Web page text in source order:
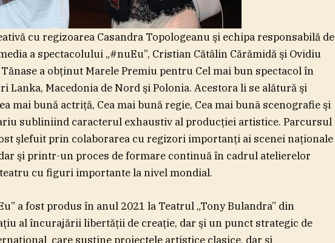
cu regizoarea Casandra Topologeanu şi echipa responsabilă de
a spectacolului „#nuEu”, Cristian Cătălin Cărămidă şi Ovidiu
a obţinut Marele Premiu pentru Cel mai bun spectacol în
Lanka, Macedonia de Nord şi Polonia. Acestora li se alătură şi
mai bună actriţă, Cea mai bună regie, Cea mai bunã scenografie şi
subliniind caracterul exhaustiv al producţiei artistice. Parcursul
şlefuit prin colaborarea cu regizori importanţi ai scenei naţionale
şi printr-un proces de formare continuă în cadrul atelierelor
cu figuri importante la nivel mondial.
a fost produs în anul 2021 la Teatrul „Tony Bulandra” din
al încurajării libertăţii de creaţie, dar şi un punct strategic de
care susţine proiectele artistice clasice, dar şi